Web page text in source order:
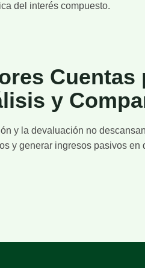
del interés compuesto.
Cuentas
y
y la devaluación no
y generar ingresos pasivos